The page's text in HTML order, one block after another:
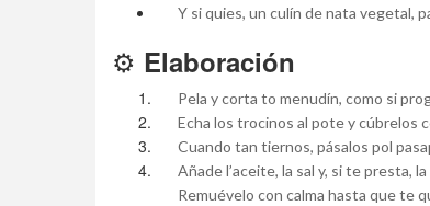
Y si quies, un culín de nata vegetal,
⚙️ Elaboración
Pela y corta to menudín, como si
Echa los trocinos al pote y cúbrelos
Cuando tan tiernos, pásalos pol
Añade l’aceite, la sal y, si te presta,
Remuévelo con calma hasta que te